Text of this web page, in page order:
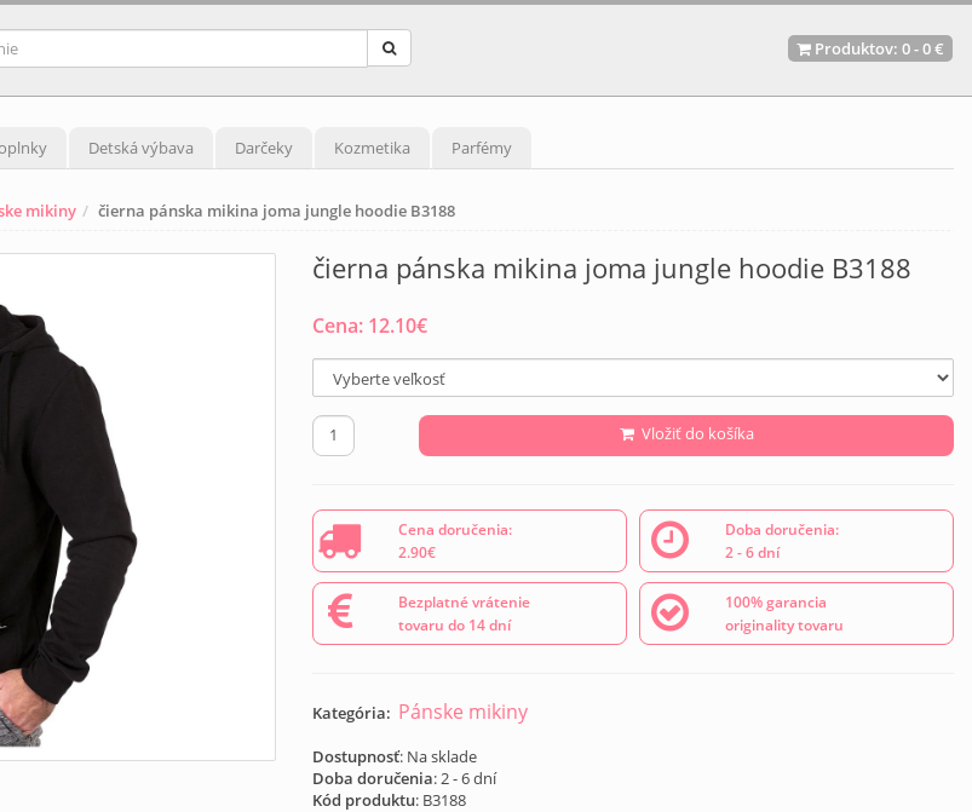
Produktov: 0-0 €
Detská výbava Darčeky Kozmetika Parfémy
mikiny čierna pánska mikina joma jungle hoodie B3188
čierna pánska mikina joma jungle hoodie B3188
Cena: 12.10€
Vložiť do košíka
Cena doručenia:
2.90€
Doba doručenia:
2 - 6 dní
Bezplatné vrátenie
tovaru do 14 dní
100% garancia
originality tovaru
Kategória: Pánske mikiny
Dostupnosť: Na sklade
Doba doručenia: 2 - 6 dní
Kód produktu: B3188